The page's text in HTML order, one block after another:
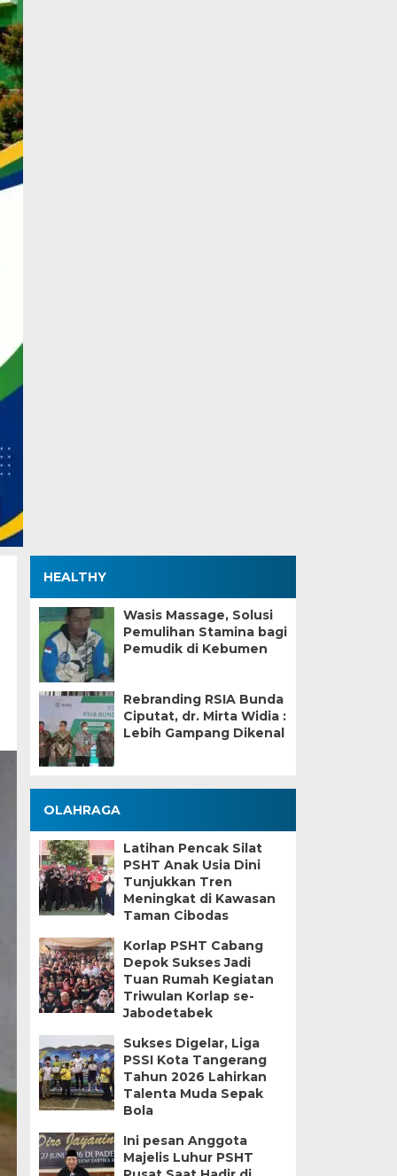
HEALTHY
Wasis Massage, Solusi
Pemulihan Stamina bagi
Pemudik di Kebumen
Rebranding RSIA Bunda
Ciputat, dr. Mirta Widia :
Lebih Gampang Dikenal
OLAHRAGA
Latihan Pencak Silat
PSHT Anak Usia Dini
Tunjukkan Tren
Meningkat di Kawasan
Taman Cibodas
Korlap PSHT Cabang
Depok Sukses Jadi
Tuan Rumah Kegiatan
Triwulan Korlap se-
Jabodetabek
Sukses Digelar, Liga
PSSI Kota Tangerang
Tahun 2026 Lahirkan
Talenta Muda Sepak
Bola
Ini pesan Anggota
Majelis Luhur PSHT